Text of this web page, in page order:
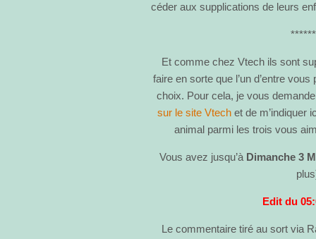
céder aux supplications de leurs
Et comme chez Vtech ils sont
faire en sorte que l’un d’entre
choix. Pour cela, je vous
sur le site Vtech et de m’indiquer
animal parmi les trois vous
Vous avez jusqu’à Dimanche 3
Edit du
Le commentaire tiré au sort via